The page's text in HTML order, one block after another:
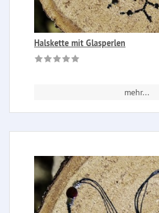
Halskette mit Glasperlen
mehr...